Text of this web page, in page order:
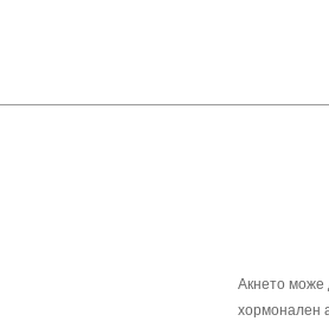
Акнето може
хормонален